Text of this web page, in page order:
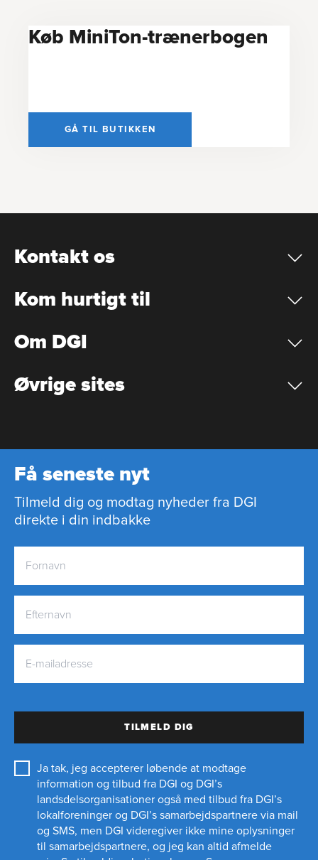
Køb MiniTon-trænerbogen
GÅ TIL BUTIKKEN
Kontakt os
Kom hurtigt til
Om DGI
Øvrige sites
Få seneste nyt
Tilmeld dig og modtag nyheder fra DGI
direkte i din indbakke
TILMELD DIG
Ja tak, jeg accepterer løbende at modtage
information og tilbud fra DGI og DGI’s
landsdelsorganisationer også med tilbud fra DGI’s
lokalforeninger og DGI’s samarbejdspartnere via mail
og SMS, men DGI videregiver ikke mine oplysninger
til samarbejdspartnere, og jeg kan altid afmelde